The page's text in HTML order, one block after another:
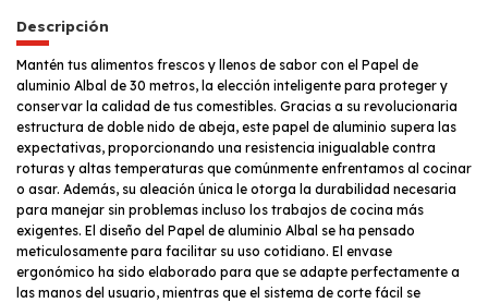
Descripción
Mantén tus alimentos frescos y llenos de sabor con el Papel de
aluminio Albal de 30 metros, la elección inteligente para proteger y
conservar la calidad de tus comestibles. Gracias a su revolucionaria
estructura de doble nido de abeja, este papel de aluminio supera las
expectativas, proporcionando una resistencia inigualable contra
roturas y altas temperaturas que comúnmente enfrentamos al cocinar
o asar. Además, su aleación única le otorga la durabilidad necesaria
para manejar sin problemas incluso los trabajos de cocina más
exigentes. El diseño del Papel de aluminio Albal se ha pensado
meticulosamente para facilitar su uso cotidiano. El envase
ergonómico ha sido elaborado para que se adapte perfectamente a
las manos del usuario, mientras que el sistema de corte fácil se